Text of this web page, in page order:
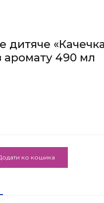
дитяче
аромату 490 мл
ко кошика